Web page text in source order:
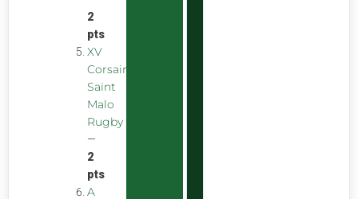
2
pts
XV
Corsaire
Saint
Malo
Rugby
—
2
pts
A